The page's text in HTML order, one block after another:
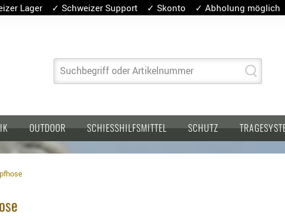
Lager ✓ Schweizer Support ✓ Skonto ✓ Abholung
Suchbegriff oder Artikelnummer
OUTDOOR SCHIESSHILFSMITTEL SCHUTZ